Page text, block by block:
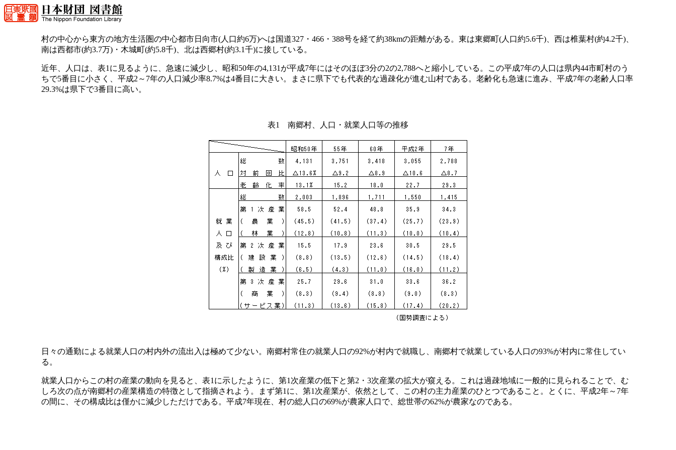
村の中心から東方の地方生活圏の中心都市日向市(人口約6万)へは国道327・466・388号を経て約38kmの距離がある。東は東郷町(人口約5.6千)、西は椎葉村(約4.2千)、
南は西都市(約3.7万)・木城町(約5.8千)、北は西郷村(約3.1千)に接している。
近年、人口は、表1に見るように、急速に減少し、昭和50年の4,131が平成7年にはそのほぼ3分の2の2,788へと縮小している。この平成7年の人口は県内44市町村のう
ちで5番目に小さく、平成2～7年の人口減少率8.7%は4番目に大きい。まさに県下でも代表的な過疎化が進む山村である。老齢化も急速に進み、平成7年の老齢人口率
29.3%は県下で3番目に高い。
表1 南郷村、人口・就業人口等の推移
日々の通勤による就業人口の村内外の流出入は極めて少ない。南郷村常住の就業人口の92%が村内で就職し、南郷村で就業している人口の93%が村内に常住してい
る。
就業人口からこの村の産業の動向を見ると、表1に示したように、第1次産業の低下と第2・3次産業の拡大が窺える。これは過疎地域に一般的に見られることで、む
しろ次の点が南郷村の産業構造の特徴として指摘されよう。まず第1に、第1次産業が、依然として、この村の主力産業のひとつであること。とくに、平成2年～7年
の間に、その構成比は僅かに減少しただけである。平成7年現在、村の総人口の69%が農家人口で、総世帯の62%が農家なのである。